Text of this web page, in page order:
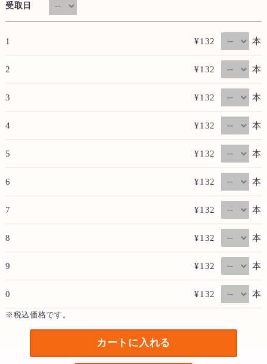
受取日
1 ¥132 本
2 ¥132 本
3 ¥132 本
4 ¥132 本
5 ¥132 本
6 ¥132 本
7 ¥132 本
8 ¥132 本
9 ¥132 本
0 ¥132 本
※税込価格です。
カートに入れる